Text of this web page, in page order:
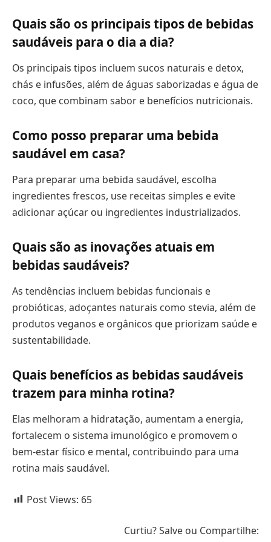
Quais são os principais tipos de bebidas
saudáveis para o dia a dia?
Os principais tipos incluem sucos naturais e detox,
chás e infusões, além de águas saborizadas e água de
coco, que combinam sabor e benefícios nutricionais.
Como posso preparar uma bebida
saudável em casa?
Para preparar uma bebida saudável, escolha
ingredientes frescos, use receitas simples e evite
adicionar açúcar ou ingredientes industrializados.
Quais são as inovações atuais em
bebidas saudáveis?
As tendências incluem bebidas funcionais e
probióticas, adoçantes naturais como stevia, além de
produtos veganos e orgânicos que priorizam saúde e
sustentabilidade.
Quais benefícios as bebidas saudáveis
trazem para minha rotina?
Elas melhoram a hidratação, aumentam a energia,
fortalecem o sistema imunológico e promovem o
bem-estar físico e mental, contribuindo para uma
rotina mais saudável.
Post Views: 65
Curtiu? Salve ou Compartilhe: